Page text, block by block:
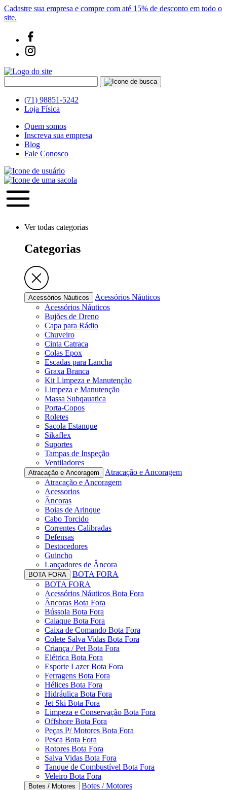
Cadastre sua empresa e compre com até 15% de desconto em todo o
site.
(71) 98851-5242
Loja Física
Quem somos
Inscreva sua empresa
Blog
Fale Conosco
Ver todas categorias
Categorias
Acessórios Náuticos
Acessórios Náuticos
Acessórios Náuticos
Bujões de Dreno
Capa para Rádio
Chuveiro
Cinta Catraca
Colas Epox
Escadas para Lancha
Graxa Branca
Kit Limpeza e Manutenção
Limpeza e Manutenção
Massa Subqauatica
Porta-Copos
Roletes
Sacola Estanque
Sikaflex
Suportes
Tampas de Inspeção
Ventiladores
Atracação e Ancoragem
Atracação e Ancoragem
Atracação e Ancoragem
Acessorios
Âncoras
Boias de Arinque
Cabo Torcido
Correntes Calibradas
Defensas
Destocedores
Guincho
Lançadores de Âncora
BOTA FORA
BOTA FORA
BOTA FORA
Acessórios Náuticos Bota Fora
Âncoras Bota Fora
Bússola Bota Fora
Caiaque Bota Fora
Caixa de Comando Bota Fora
Colete Salva Vidas Bota Fora
Criança / Pet Bota Fora
Elétrica Bota Fora
Esporte Lazer Bota Fora
Ferragens Bota Fora
Hélices Bota Fora
Hidráulica Bota Fora
Jet Ski Bota Fora
Limpeza e Conservação Bota Fora
Offshore Bota Fora
Peças P/ Motores Bota Fora
Pesca Bota Fora
Rotores Bota Fora
Salva Vidas Bota Fora
Tanque de Combustível Bota Fora
Veleiro Bota Fora
Botes / Motores
Botes / Motores